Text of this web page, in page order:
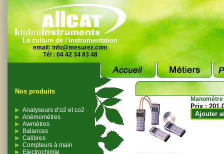
La culture de l'instrumentation
email: info@mesurez.com
Tél : 04 42 34 83 48
Nos produits
Analyseurs d’o2 et co2
Anémomètres
Awmètres
Balances
Calibres
Compteurs à main
Electrochimie
Prix :
Ajouter